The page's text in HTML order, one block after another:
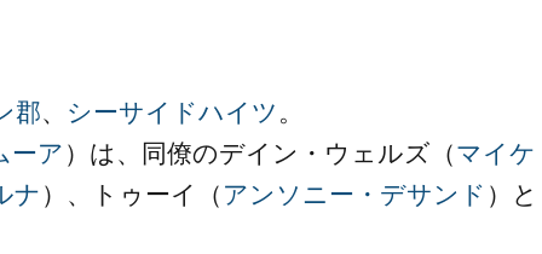
郡、 シーサイドハイツ 。
ーア ）は、同僚のデイン・ウェルズ（マイケ
ナ ）、トゥーイ（ アンソニー・デサンド ）と